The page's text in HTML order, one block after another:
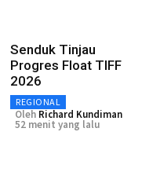
Senduk Tinjau
Progres Float TIFF
2026
REGIONAL
Oleh Richard Kundiman
52 menit yang lalu